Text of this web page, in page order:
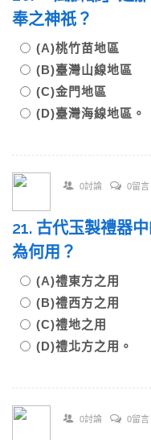
奉之神祇？
(A)桃竹苗地區
(B)臺灣山線地區
(C)金門地區
(D)臺灣海線地區。
0討論 0留言
21. 古代玉製禮器
為何用？
(A)禮東方之用
(B)禮西方之用
(C)禮地之用
(D)禮北方之用。
0討論 0留言